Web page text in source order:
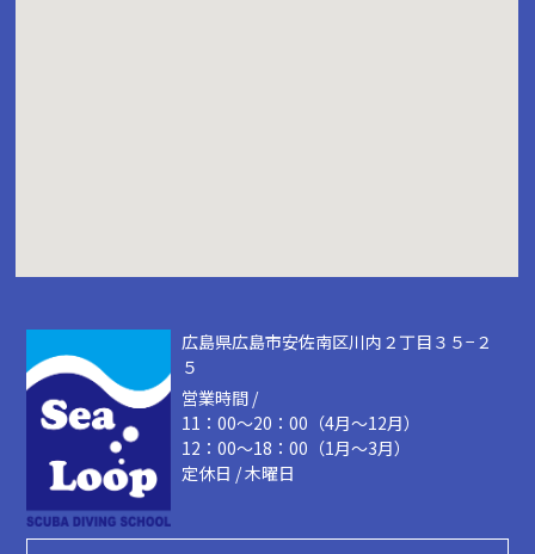
広島県広島市安佐南区川内２丁目３５−２
５
営業時間 /
11：00～20：00（4月～12月）
12：00～18：00（1月～3月）
定休日 / 木曜日